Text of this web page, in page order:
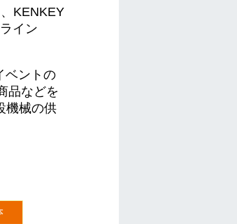
KENKEY
イン
ベントの
品などを
機械の供